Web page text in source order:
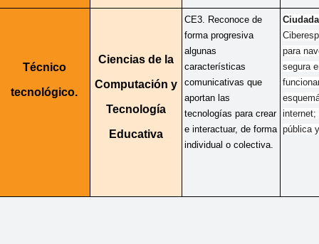
Técnico
tecnológico.
Ciencias de la
Computación y
Tecnología
Educativa
CE3. Reconoce de
forma progresiva
algunas
características
comunicativas que
aportan las
tecnologías para crear
e interactuar, de forma
individual o colectiva.
para
segura
internet;
pública